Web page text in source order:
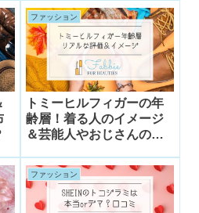
ファッション
トミーヒルフィガーの年
齢層！着る人のイメージ
＆芸能人やおじさんのイ
ファッション